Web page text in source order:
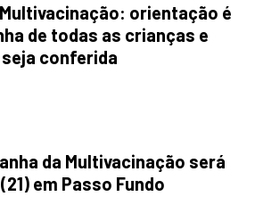
orientação é
de todas as crianças e
conferida
da Multivacinação será
em Passo Fundo